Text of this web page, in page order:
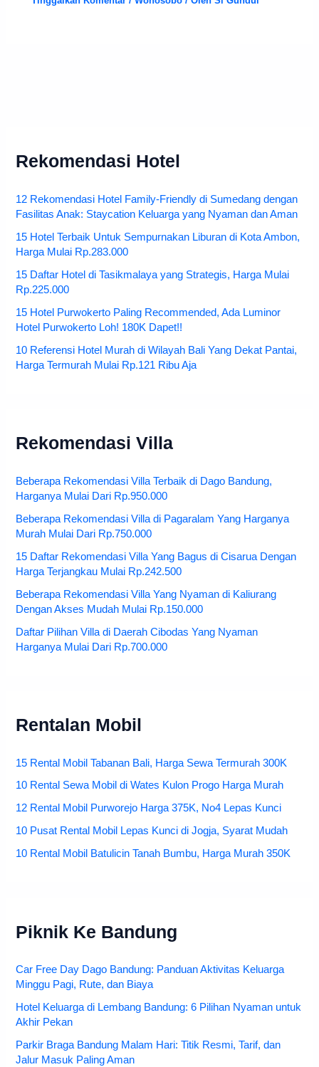
Rekomendasi Hotel
12 Rekomendasi Hotel Family-Friendly di Sumedang dengan
Fasilitas Anak: Staycation Keluarga yang Nyaman dan Aman
15 Hotel Terbaik Untuk Sempurnakan Liburan di Kota Ambon,
Harga Mulai Rp.283.000
15 Daftar Hotel di Tasikmalaya yang Strategis, Harga Mulai
Rp.225.000
15 Hotel Purwokerto Paling Recommended, Ada Luminor
Hotel Purwokerto Loh! 180K Dapet!!
10 Referensi Hotel Murah di Wilayah Bali Yang Dekat Pantai,
Harga Termurah Mulai Rp.121 Ribu Aja
Rekomendasi Villa
Beberapa Rekomendasi Villa Terbaik di Dago Bandung,
Harganya Mulai Dari Rp.950.000
Beberapa Rekomendasi Villa di Pagaralam Yang Harganya
Murah Mulai Dari Rp.750.000
15 Daftar Rekomendasi Villa Yang Bagus di Cisarua Dengan
Harga Terjangkau Mulai Rp.242.500
Beberapa Rekomendasi Villa Yang Nyaman di Kaliurang
Dengan Akses Mudah Mulai Rp.150.000
Daftar Pilihan Villa di Daerah Cibodas Yang Nyaman
Harganya Mulai Dari Rp.700.000
Rentalan Mobil
15 Rental Mobil Tabanan Bali, Harga Sewa Termurah 300K
10 Rental Sewa Mobil di Wates Kulon Progo Harga Murah
12 Rental Mobil Purworejo Harga 375K, No4 Lepas Kunci
10 Pusat Rental Mobil Lepas Kunci di Jogja, Syarat Mudah
10 Rental Mobil Batulicin Tanah Bumbu, Harga Murah 350K
Piknik Ke Bandung
Car Free Day Dago Bandung: Panduan Aktivitas Keluarga
Minggu Pagi, Rute, dan Biaya
Hotel Keluarga di Lembang Bandung: 6 Pilihan Nyaman untuk
Akhir Pekan
Parkir Braga Bandung Malam Hari: Titik Resmi, Tarif, dan
Jalur Masuk Paling Aman